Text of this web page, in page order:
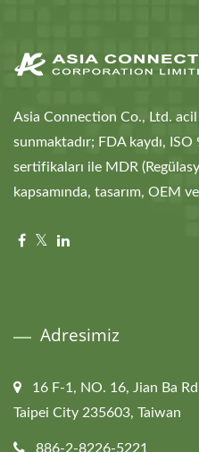
Asia Connection Co., Ltd.
sunmaktadır; FDA kaydı,
sertifikaları ile MDR
kapsamında, tasarım, OEM
Adresimiz
16 F-1, NO. 16, Jian Ba
Taipei City 235603, Taiwan
886-2-8226-5221